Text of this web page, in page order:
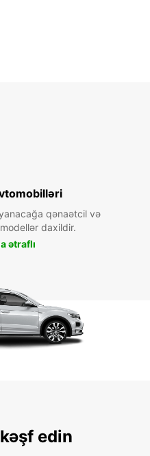
qənaətcil və
daxildir.
ətraflı
edin